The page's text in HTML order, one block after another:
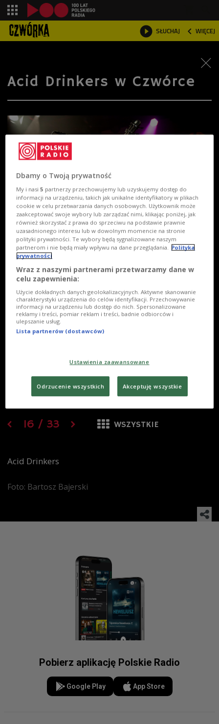
 SŁUCHAJ  WIĘCEJ

Acid Drinkers w Czwórce
16 / 33 WSZYSTKIE
Acid Drinkers
Foto: Bartosz Bajerski
Pobierz aplikację Polskie Radio
Google Play App Store
Dbamy o Twoją prywatność
My i nasi5 partnerzy przechowujemy lub uzyskujemy dostęp do
informacji na urządzeniu, takich jak unikalne identyfikatory w plikach
cookie w celu przetwarzania danych osobowych. Użytkownik może
zaakceptować swoje wybory lub zarządzać nimi, klikając poniżej, jak
również skorzystać z prawa do sprzeciwu na podstawie prawnie
uzasadnionego interesu lub w dowolnym momencie na stronie
polityki prywatności. Te wybory będą sygnalizowane naszym
partnerom i nie będą miały wpływu na dane przeglądania.
Polityka
prywatności
Wraz z naszymi partnerami przetwarzamy dane w
celu zapewnienia:
Użycie dokładnych danych geolokalizacyjnych. Aktywne skanowanie
charakterystyki urządzenia do celów identyfikacji. Przechowywanie
informacji na urządzeniu lub dostęp do nich. Spersonalizowane
reklamy i treści, pomiar reklam i treści, badnie odbiorców i
ulepszanie usług.
Lista partnerów (dostawców)
Ustawienia zaawansowane
Odrzucenie wszystkich Akceptuję wszystkie